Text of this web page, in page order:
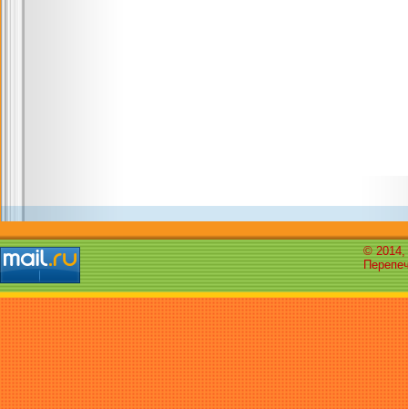
© 2014,